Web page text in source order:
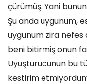
çürümüş. Yani
Şu anda uygunum,
uygunum zira nefes
beni bitirmiş onun
Uyuşturucunun bu
kestirim